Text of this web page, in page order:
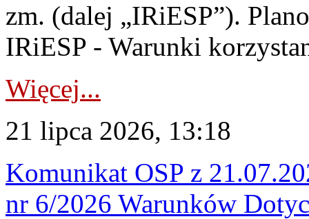
zm. (dalej „IRiESP”).
IRiESP - Warunki
Więcej...
21 lipca 2026, 13:18
Komunikat OSP z
nr 6/2026 Warunków